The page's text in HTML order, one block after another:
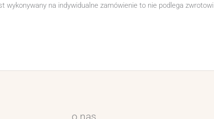
wykonywany na indywidualne zamówienie to nie podlega zwrotowi